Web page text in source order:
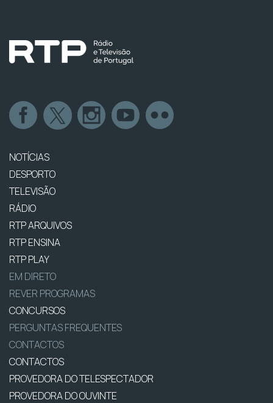
NOTÍCIAS
DESPORTO
TELEVISÃO
RÁDIO
RTP ARQUIVOS
RTP ENSINA
RTP PLAY
EM DIRETO
REVER PROGRAMAS
CONCURSOS
PERGUNTAS FREQUENTES
CONTACTOS
CONTACTOS
PROVEDORA DO TELESPECTADOR
PROVEDORA DO OUVINTE